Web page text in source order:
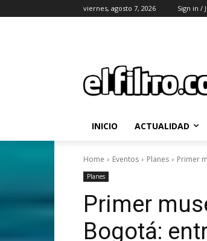
viernes, agosto 7, 2026 Sign in /
INICIO ACTUALIDAD
Home Eventos Planes Primer
Planes
Primer
Bogotá: